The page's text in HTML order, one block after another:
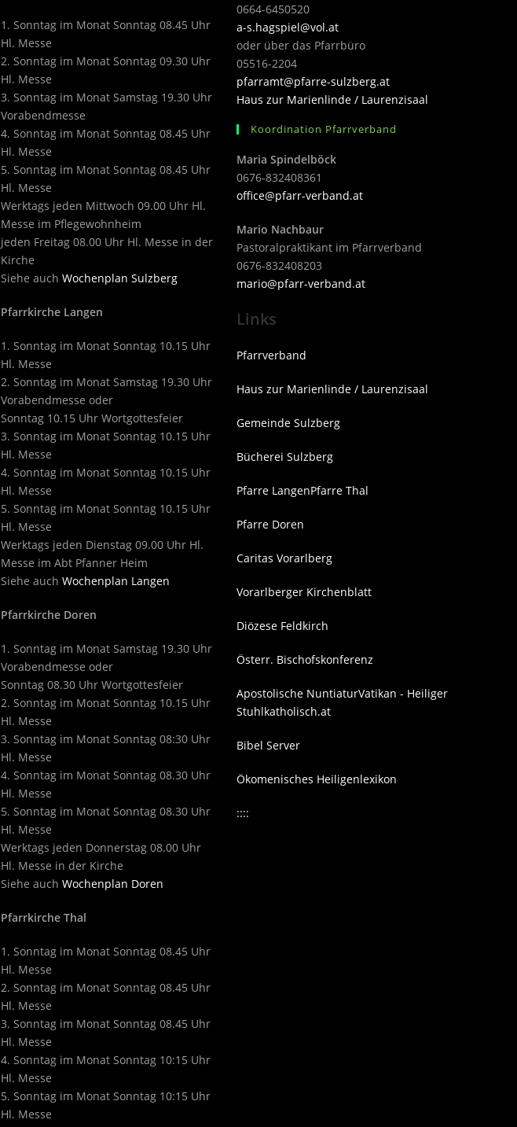
1. Sonntag im Monat Sonntag 08.45 Uhr
Hl. Messe
2. Sonntag im Monat Sonntag 09.30 Uhr
Hl. Messe
3. Sonntag im Monat Samstag 19.30 Uhr
Vorabendmesse
4. Sonntag im Monat Sonntag 08.45 Uhr
Hl. Messe
5. Sonntag im Monat Sonntag 08.45 Uhr
Hl. Messe
Werktags jeden Mittwoch 09.00 Uhr Hl.
Messe im Pflegewohnheim
jeden Freitag 08.00 Uhr Hl. Messe in der
Kirche
Siehe auch Wochenplan Sulzberg
Pfarrkirche Langen
1. Sonntag im Monat Sonntag 10.15 Uhr
Hl. Messe
2. Sonntag im Monat Samstag 19.30 Uhr
Vorabendmesse oder
Sonntag 10.15 Uhr Wortgottesfeier
3. Sonntag im Monat Sonntag 10.15 Uhr
Hl. Messe
4. Sonntag im Monat Sonntag 10.15 Uhr
Hl. Messe
5. Sonntag im Monat Sonntag 10.15 Uhr
Hl. Messe
Werktags jeden Dienstag 09.00 Uhr Hl.
Messe im Abt Pfanner Heim
Siehe auch Wochenplan Langen
Pfarrkirche Doren
1. Sonntag im Monat Samstag 19.30 Uhr
Vorabendmesse oder
Sonntag 08.30 Uhr Wortgottesfeier
2. Sonntag im Monat Sonntag 10.15 Uhr
Hl. Messe
3. Sonntag im Monat Sonntag 08:30 Uhr
Hl. Messe
4. Sonntag im Monat Sonntag 08.30 Uhr
Hl. Messe
5. Sonntag im Monat Sonntag 08.30 Uhr
Hl. Messe
Werktags jeden Donnerstag 08.00 Uhr
Hl. Messe in der Kirche
Siehe auch Wochenplan Doren
Pfarrkirche Thal
1. Sonntag im Monat Sonntag 08.45 Uhr
Hl. Messe
2. Sonntag im Monat Sonntag 08.45 Uhr
Hl. Messe
3. Sonntag im Monat Sonntag 08.45 Uhr
Hl. Messe
4. Sonntag im Monat Sonntag 10:15 Uhr
Hl. Messe
5. Sonntag im Monat Sonntag 10:15 Uhr
Hl. Messe
0664-6450520
a-s.hagspiel@vol.at
oder über das Pfarrbüro
05516-2204
pfarramt@pfarre-sulzberg.at
Haus zur Marienlinde / Laurenzisaal
Koordination Pfarrverband
Maria Spindelböck
0676-832408361
office@pfarr-verband.at
Mario Nachbaur
Pastoralpraktikant im Pfarrverband
0676-832408203
mario@pfarr-verband.at
Links
Pfarrverband
Haus zur Marienlinde / Laurenzisaal
Gemeinde Sulzberg
Bücherei Sulzberg
Pfarre LangenPfarre Thal
Pfarre Doren
Caritas Vorarlberg
Vorarlberger Kirchenblatt
Diözese Feldkirch
Österr. Bischofskonferenz
Apostolische NuntiaturVatikan - Heiliger
Stuhlkatholisch.at
Bibel Server
Ökomenisches Heiligenlexikon
::::